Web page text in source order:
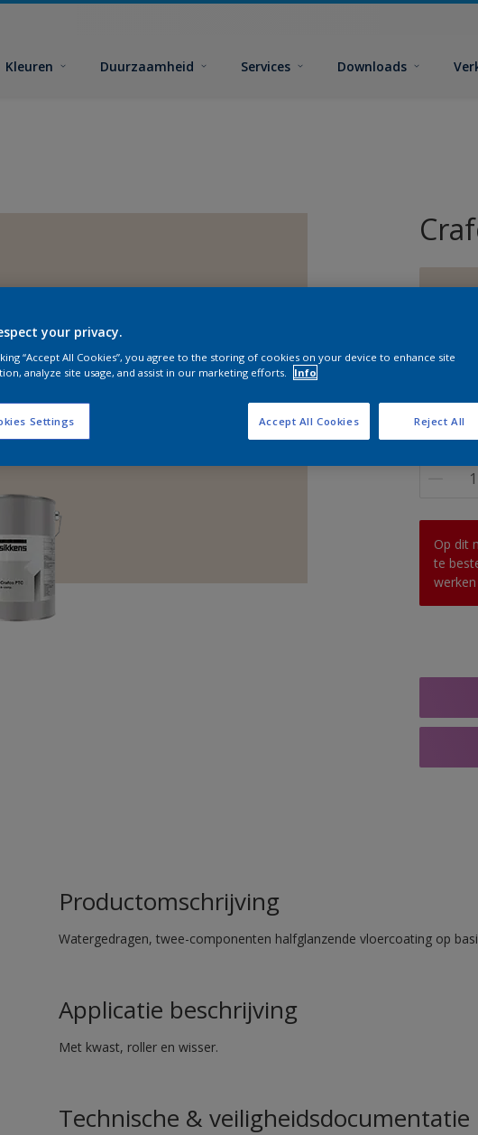
Kleuren Duurzaamheid Services Downloads
Grootte
Aantal
Op dit
te
Productomschrijving
Watergedragen, twee-componenten halfglanzende vloercoating op
Applicatie beschrijving
Met kwast, roller en wisser.
Technische & veiligheidsdocumentatie
your privacy.
“Accept All Cookies”, you agree to the storing of cookies on your device to enhance site
analyze site usage, and assist in our marketing efforts.
Info
Settings Reject All
Accept All Cookies